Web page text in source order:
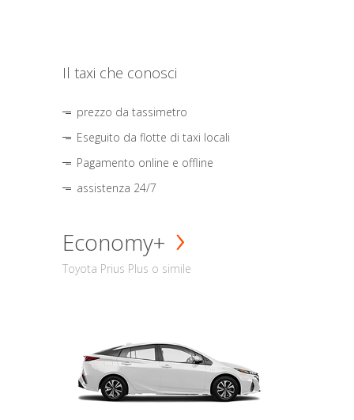
Il taxi che conosci
prezzo da tassimetro
Eseguito da flotte di taxi locali
Pagamento online e offline
assistenza 24/7
Economy+
Toyota Prius Plus o simile